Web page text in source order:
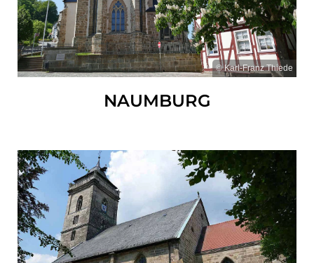
© Karl-Franz Thiede
NAUMBURG